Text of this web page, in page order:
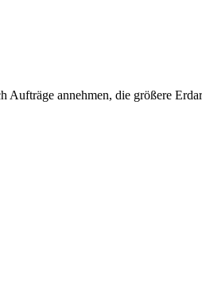
annehmen, die größere